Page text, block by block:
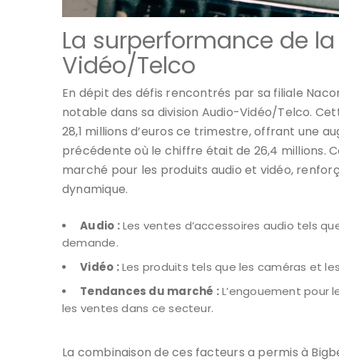
La surperformance de
Vidéo/Telco
En dépit des défis rencontrés par sa filiale
notable dans sa division Audio-Vidéo/Telco.
28,1 millions d’euros ce trimestre, offrant une
précédente où le chiffre était de 26,4 millions.
marché pour les produits audio et vidéo,
dynamique.
Audio :Les ventes d’accessoires audio tels
demande.
Vidéo :Les produits tels que les caméras et
Tendances du marché :L’engouement pour
les ventes dans ce secteur.
La combinaison de ces facteurs a permis à